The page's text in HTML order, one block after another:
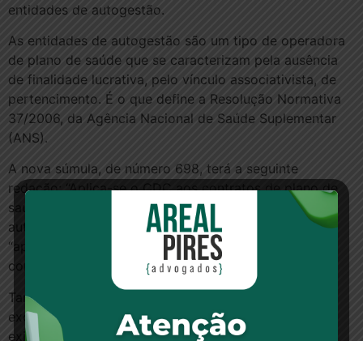
entidades de autogestão.
As entidades de autogestão são um tipo de operadora
de plano de saúde que se caracterizam pela ausência
de finalidade lucrativa, pelo vínculo associativista, de
pertencimento. É o que define a Resolução Normativa
37/2006, da Agência Nacional de Saúde Suplementar
(ANS).
A nova súmula, de número 698, terá a seguinte
redação: “Aplica-se o CDC aos contratos de plano de
saúde, salvo aos administrados por entidades de
autogestão”. O texto anterior limitava-se a dizer que
“aplica-se o Código de Defesa do Consumidor aos
contratos de plano de saúde”.
Também foi aprovada a súmula 609, que fala sobre a
exclusão de cobertura sob alegação de doença pré-
existente. Diz o novo verbete: “A recusa de cobertura